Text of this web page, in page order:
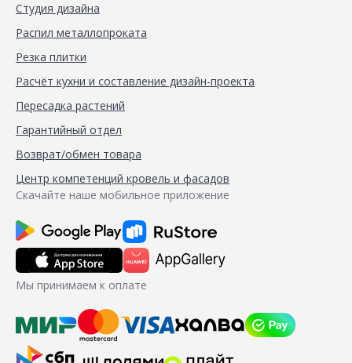
Студия дизайна
Распил металлопроката
Резка плитки
Расчёт кухни и составление дизайн-проекта
Пересадка растений
Гарантийный отдел
Возврат/обмен товара
Центр компетенций кровель и фасадов
Скачайте наше мобильное приложение
Мы принимаем к оплате